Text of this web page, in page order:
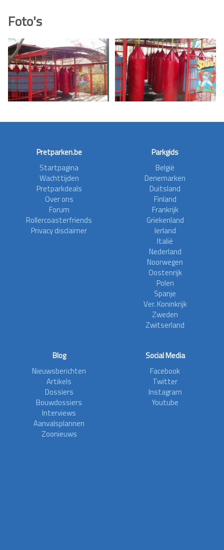
Foto's
Pretparken.be
Startpagina
Wachttijden
Pretparkdeals
Over ons
Forum
Rollercoasterfriends
Privacy disclaimer
Parkgids
België
Denemarken
Duitsland
Finland
Frankrijk
Griekenland
Ierland
Italië
Nederland
Noorwegen
Oostenrijk
Polen
Spanje
Ver. Koninkrijk
Zweden
Zwitserland
Blog
Nieuwsberichten
Artikels
Dossiers
Bouwdossiers
Interviews
Aanvalsplannen
Zoonieuws
Social Media
Facebook
Twitter
Instagram
Youtube